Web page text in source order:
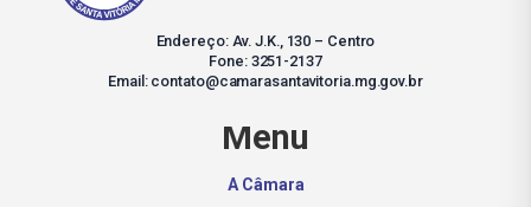
Endereço: Av. J.K., 130 – Centro
Fone: 3251-2137
Email: contato@camarasantavitoria.mg.gov.br
Menu
A Câmara